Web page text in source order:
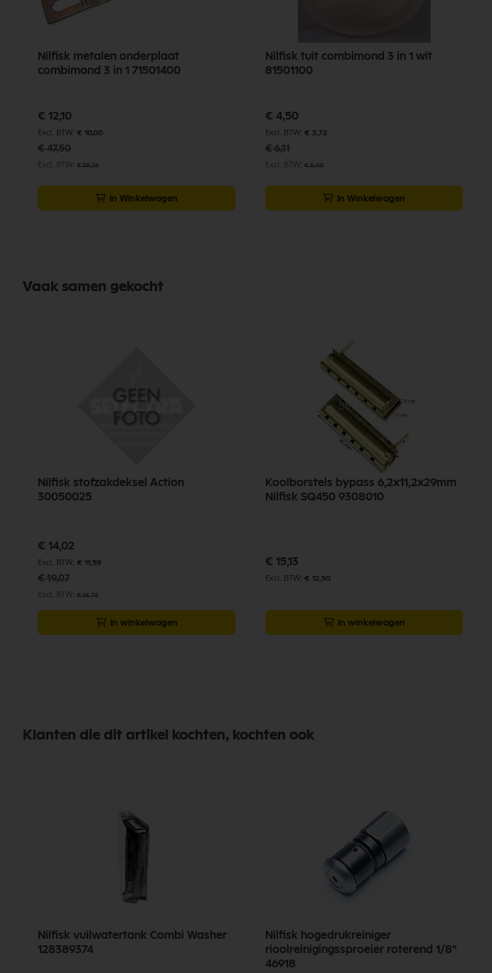
Nilfisk metalen onderplaat
combimond 3 in 1 71501400
Speciale
prijs
€ 12,10
€ 10,00
€ 47,50
€ 39,26
In Winkelwagen
Nilfisk tuit combimond 3 in 1 wit
81501100
Speciale
prijs
€ 4,50
€ 3,72
€ 6,11
€ 5,05
In Winkelwagen
Vaak samen gekocht
Nilfisk stofzakdeksel Action
30050025
Speciale
prijs
€ 14,02
€ 11,59
€ 19,07
€ 15,76
In winkelwagen
Koolborstels bypass 6,2x11,2x29mm
Nilfisk SQ450 9308010
€ 15,13
€ 12,50
In winkelwagen
Klanten die dit artikel kochten, kochten ook
Nilfisk vuilwatertank Combi Washer
128389374
Nilfisk hogedrukreiniger
rioolreinigingssproeier roterend 1/8"
46918